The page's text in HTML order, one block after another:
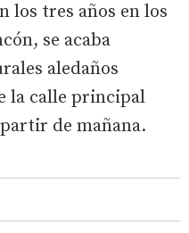
los tres años en los
se acaba
aledaños
la calle principal
de mañana.